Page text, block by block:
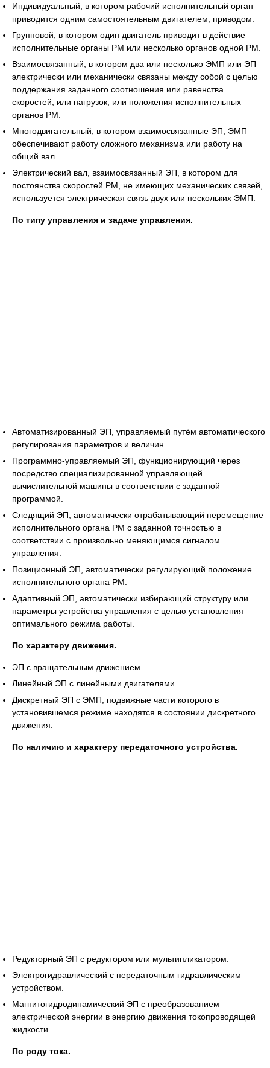
Индивидуальный, в котором рабочий исполнительный орган
приводится одним самостоятельным двигателем, приводом.
Групповой, в котором один двигатель приводит в действие
исполнительные органы РМ или несколько органов одной РМ.
Взаимосвязанный, в котором два или несколько ЭМП или ЭП
электрически или механически связаны между собой с целью
поддержания заданного соотношения или равенства
скоростей, или нагрузок, или положения исполнительных
органов РМ.
Многодвигательный, в котором взаимосвязанные ЭП, ЭМП
обеспечивают работу сложного механизма или работу на
общий вал.
Электрический вал, взаимосвязанный ЭП, в котором для
постоянства скоростей РМ, не имеющих механических связей,
используется электрическая связь двух или нескольких ЭМП.
По типу управления и задаче управления.
Автоматизированный ЭП, управляемый путём автоматического
регулирования параметров и величин.
Программно-управляемый ЭП, функционирующий через
посредство специализированной управляющей
вычислительной машины в соответствии с заданной
программой.
Следящий ЭП, автоматически отрабатывающий перемещение
исполнительного органа РМ с заданной точностью в
соответствии с произвольно меняющимся сигналом
управления.
Позиционный ЭП, автоматически регулирующий положение
исполнительного органа РМ.
Адаптивный ЭП, автоматически избирающий структуру или
параметры устройства управления с целью установления
оптимального режима работы.
По характеру движения.
ЭП с вращательным движением.
Линейный ЭП с линейными двигателями.
Дискретный ЭП с ЭМП, подвижные части которого в
установившемся режиме находятся в состоянии дискретного
движения.
По наличию и характеру передаточного устройства.
Редукторный ЭП с редуктором или мультипликатором.
Электрогидравлический с передаточным гидравлическим
устройством.
Магнитогидродинамический ЭП с преобразованием
электрической энергии в энергию движения токопроводящей
жидкости.
По роду тока.